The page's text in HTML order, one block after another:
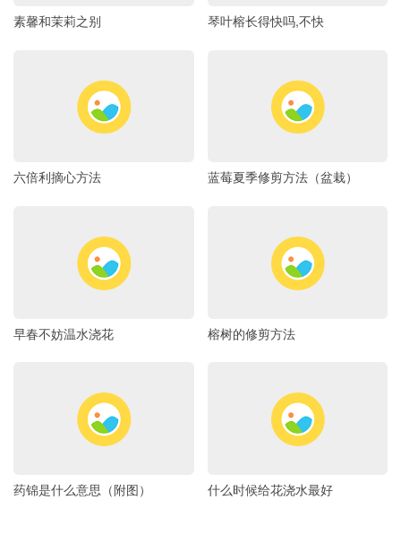
素馨和茉莉之别 琴叶榕长得快吗,不快
六倍利摘心方法 蓝莓夏季修剪方法（盆栽）
早春不妨温水浇花 榕树的修剪方法
药锦是什么意思（附图） 什么时候给花浇水最好